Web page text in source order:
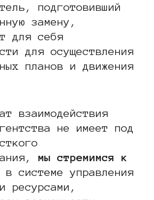
подготовивший
замену,
для себя
для осуществления
планов и движения
взаимодействия
не имеет под
мы стремимся к
в системе управления
ресурсами,